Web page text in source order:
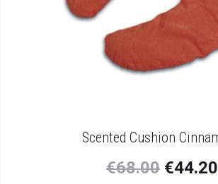
Scented Cushion
€68.00 €44.20